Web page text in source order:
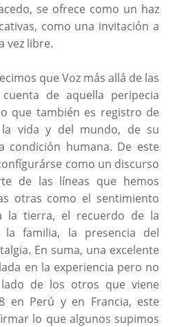
se ofrece como un haz
como una invitación a
vez libre.
que Voz más allá de las
de aquella peripecia
que también es registro de
vida y del mundo, de su
condición humana. De este
como un discurso
de las líneas que hemos
otras como el sentimiento
la tierra, el recuerdo de la
familia, la presencia del
En suma, una excelente
en la experiencia pero no
de los otros que viene
en Perú y en Francia, este
lo que algunos supimos